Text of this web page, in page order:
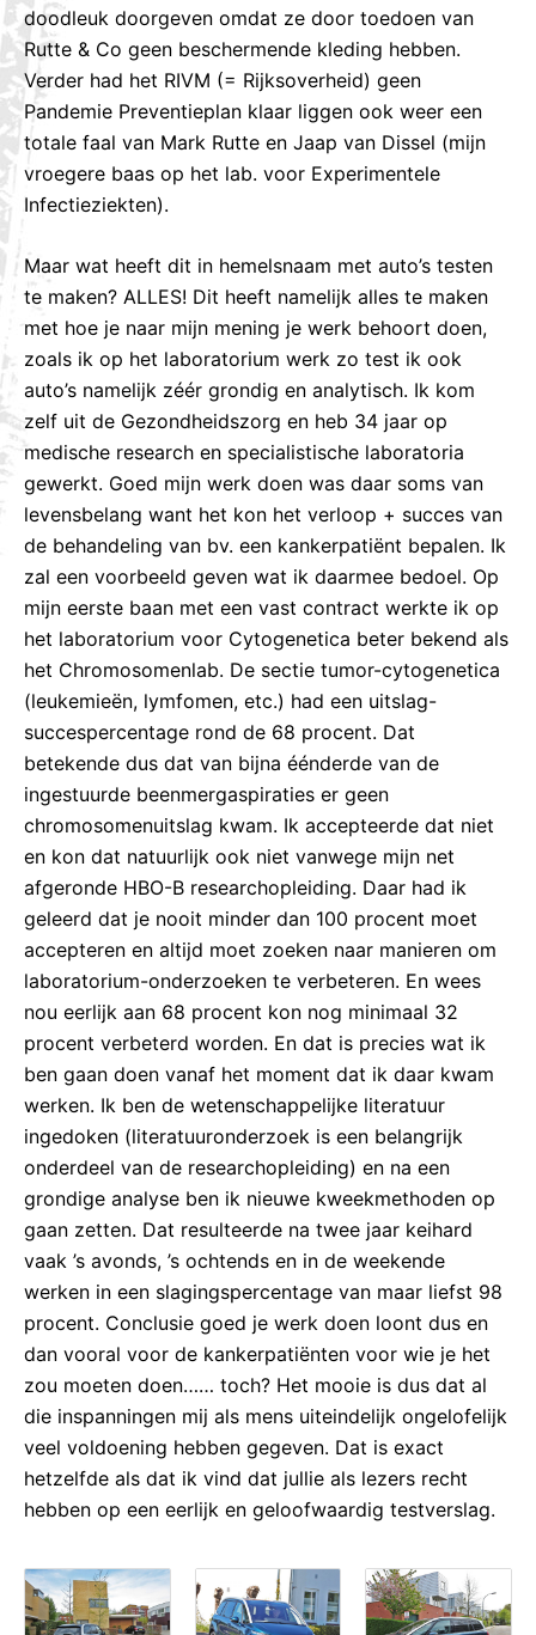
doodleuk doorgeven omdat ze door toedoen van
Rutte & Co geen beschermende kleding hebben.
Verder had het RIVM (= Rijksoverheid) geen
Pandemie Preventieplan klaar liggen ook weer een
totale faal van Mark Rutte en Jaap van Dissel (mijn
vroegere baas op het lab. voor Experimentele
Infectieziekten).
Maar wat heeft dit in hemelsnaam met auto’s testen
te maken? ALLES! Dit heeft namelijk alles te maken
met hoe je naar mijn mening je werk behoort doen,
zoals ik op het laboratorium werk zo test ik ook
auto’s namelijk zéér grondig en analytisch. Ik kom
zelf uit de Gezondheidszorg en heb 34 jaar op
medische research en specialistische laboratoria
gewerkt. Goed mijn werk doen was daar soms van
levensbelang want het kon het verloop + succes van
de behandeling van bv. een kankerpatiënt bepalen. Ik
zal een voorbeeld geven wat ik daarmee bedoel. Op
mijn eerste baan met een vast contract werkte ik op
het laboratorium voor Cytogenetica beter bekend als
het Chromosomenlab. De sectie tumor-cytogenetica
(leukemieën, lymfomen, etc.) had een uitslag-
succespercentage rond de 68 procent. Dat
betekende dus dat van bijna éénderde van de
ingestuurde beenmergaspiraties er geen
chromosomenuitslag kwam. Ik accepteerde dat niet
en kon dat natuurlijk ook niet vanwege mijn net
afgeronde HBO-B researchopleiding. Daar had ik
geleerd dat je nooit minder dan 100 procent moet
accepteren en altijd moet zoeken naar manieren om
laboratorium-onderzoeken te verbeteren. En wees
nou eerlijk aan 68 procent kon nog minimaal 32
procent verbeterd worden. En dat is precies wat ik
ben gaan doen vanaf het moment dat ik daar kwam
werken. Ik ben de wetenschappelijke literatuur
ingedoken (literatuuronderzoek is een belangrijk
onderdeel van de researchopleiding) en na een
grondige analyse ben ik nieuwe kweekmethoden op
gaan zetten. Dat resulteerde na twee jaar keihard
vaak ’s avonds, ’s ochtends en in de weekende
werken in een slagingspercentage van maar liefst 98
procent. Conclusie goed je werk doen loont dus en
dan vooral voor de kankerpatiënten voor wie je het
zou moeten doen…… toch? Het mooie is dus dat al
die inspanningen mij als mens uiteindelijk ongelofelijk
veel voldoening hebben gegeven. Dat is exact
hetzelfde als dat ik vind dat jullie als lezers recht
hebben op een eerlijk en geloofwaardig testverslag.